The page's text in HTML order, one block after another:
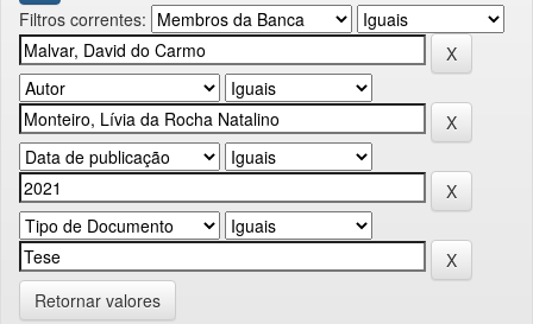
Filtros correntes:
Retornar valores